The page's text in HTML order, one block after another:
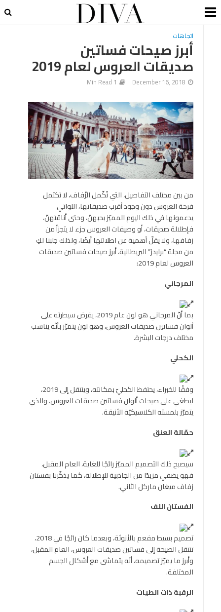
اتجاهات
أبرز صيحات فساتين
صديقات العروس لعام 2019
December 16, 2018
1 Min Read
من بين مختلف التفاصيل، التي تُكّمل الزّفاف، لا تكتمل
فرحة العروس دون وجود أقرب صديقاتها، اللواتي
يدعمونها في ذلك اليوم المميّز بحبهنّ، وحتى أناقتهنّ،
فإطلالة صديقات، أو وصيفات العروس جزء لا يتجزأ من
زفافها، ولا يقلّ أهمية عن اطلالتها أيضًا، ولذلك جلبنا لكِ
من مجلة “برايدز” البريطانية، أبرز صيحات فساتين صديقات
العروس لعام 2019:
المرجاني
بما أنّ المرجاني هو لون عام 2019، يفرض سيطرته على
ألوان فساتين صديقات العروس، وهو لون يتميّز بأنّه يناسب
مختلف درجات البشرة.
الكحلي
وفقًا للخبراء، يحتفظ الكحليّ بمكانته، وينتقل إلى 2019،
ليطغي على صيحات ألوان فساتين صديقات العروس، والذي
يتميّز بلمسته الكلاسيكيّة الأنيقة.
حمّالة العنق
سيصبح ذلك التصميم المميّز رائجًا للغاية، العام المقبل،
فهو يضفي مزيدًا من الجاذبية للإطلالة، كما يذكّرنا بفستان
زفاف ميغان ماركل الثاني.
الفستان اللف
تصميم بسيط مفعم بالأنوثة، وبعدما كان رائجًا في 2018،
تنتقل الصيحة إلى فساتين صديقات العروس، العام المقبل،
وأبرز ما يميّز تصميمه، أنّه يتماشى مع أشكال الجسم
المختلفة.
الرقبة ذات الطيات